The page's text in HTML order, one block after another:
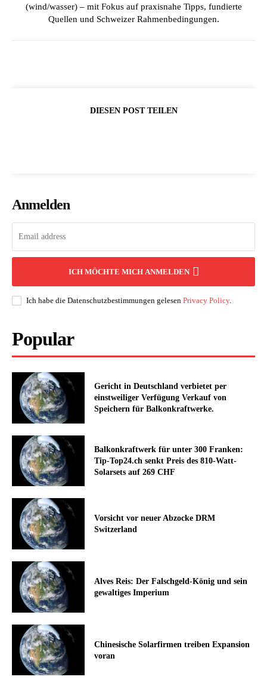
(wind/wasser) – mit Fokus auf praxisnahe Tipps, fundierte
Quellen und Schweizer Rahmenbedingungen.
DIESEN POST TEILEN
Anmelden
ICH MÖCHTE MICH ANMELDEN
Ich habe die Datenschutzbestimmungen gelesen Privacy Policy.
Popular
Gericht in Deutschland verbietet per
einstweiliger Verfügung Verkauf von
Speichern für Balkonkraftwerke.
Balkonkraftwerk für unter 300 Franken:
Tip-Top24.ch senkt Preis des 810-Watt-
Solarsets auf 269 CHF
Vorsicht vor neuer Abzocke DRM
Switzerland
Alves Reis: Der Falschgeld-König und sein
gewaltiges Imperium
Chinesische Solarfirmen treiben Expansion
voran